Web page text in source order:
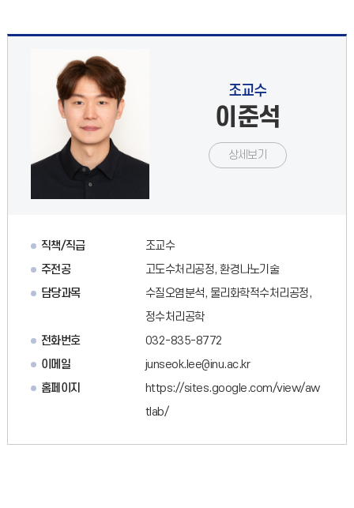
조교수
이준석
상세보기
직책/직급
조교수
주전공
고도수처리공정, 환경나노기술
담당과목
수질오염분석, 물리화학적수처리공정,
정수처리공학
전화번호
032-835-8772
이메일
junseok.lee@inu.ac.kr
홈페이지
https://sites.google.com/view/aw
tlab/